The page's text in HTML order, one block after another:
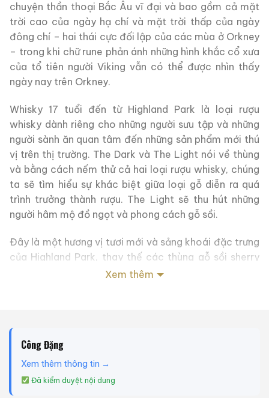
chuyện thần thoại Bắc Âu vĩ đại và bao gồm cả mặt
trời cao của ngày hạ chí và mặt trời thấp của ngày
đông chí – hai thái cực đối lập của các mùa ở Orkney
– trong khi chữ rune phản ánh những hình khắc cổ xưa
của tổ tiên người Viking vẫn có thể được nhìn thấy
ngày nay trên Orkney.
Whisky 17 tuổi đến từ Highland Park là loại rượu
whisky dành riêng cho những người sưu tập và những
người sành ăn quan tâm đến những sản phẩm mới thú
vị trên thị trường. The Dark và The Light nói về thùng
và bằng cách nếm thử cả hai loại rượu whisky, chúng
ta sẽ tìm hiểu sự khác biệt giữa loại gỗ diễn ra quá
trình trưởng thành rượu. The Light sẽ thu hút những
người hâm mộ đồ ngọt và phong cách gỗ sồi.
Đây là một hương vị tươi mới và sảng khoái đặc trưng
của Highland Park, thay thế các thùng gỗ sồi sherry
truyền thống bằng các thùng gỗ sồi Mỹ sử dụng lại.
nhục đậu khấu, vani, gỗ tuyết tùng và khói than bùn
nhẹ.
Ghi chú nếm thử:
Thùng gỗ sồi Mỹ, trong đó loại mạch nha đơn cất có
Xem thêm
Công Đặng
Xem thêm thông tin →
Đã kiểm duyệt nội dung